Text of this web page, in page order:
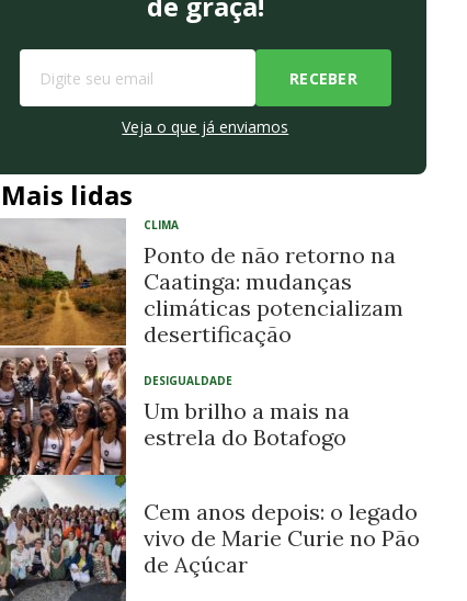
Veja o que já enviamos
Mais lidas
CLIMA
Ponto de não retorno na
Caatinga: mudanças
climáticas potencializam
desertificação
DESIGUALDADE
Um brilho a mais na
estrela do Botafogo
Cem anos depois: o legado
vivo de Marie Curie no Pão
de Açúcar